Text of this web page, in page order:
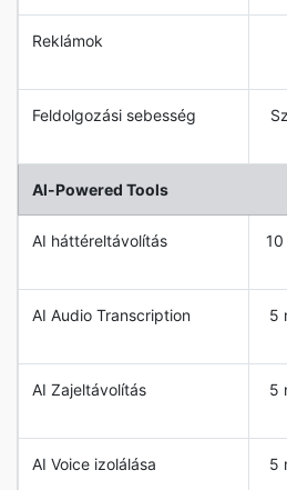
Reklámok
Feldolgozási sebesség
Al-Powered Tools
AI háttéreltávolítás
AI Audio Transcription 5
AI Zajeltávolítás 5
AI Voice izolálása 5